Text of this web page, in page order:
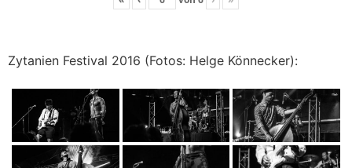
Zytanien Festival 2016 (Fotos: Helge Könnecker):